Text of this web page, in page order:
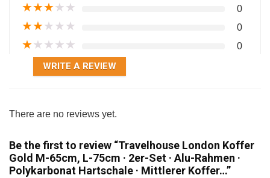
★★★★★ 0
★★★★★ 0
★★★★★ 0
WRITE A REVIEW
There are no reviews yet.
Be the first to review “Travelhouse London Koffer
Gold M-65cm, L-75cm · 2er-Set · Alu-Rahmen ·
Polykarbonat Hartschale · Mittlerer Koffer…”